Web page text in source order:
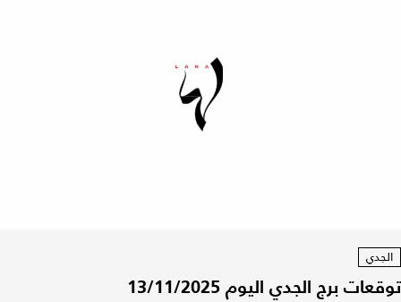
الجدي
توقعات برج الجدي اليوم 13/11/2025